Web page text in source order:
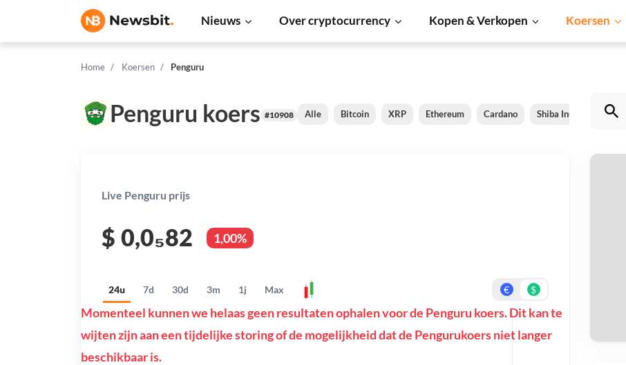
Nieuws Over cryptocurrency Kopen & Verkopen Koersen
Home Koersen Penguru
Penguru koers #10908 Alle Bitcoin XRP Ethereum Cardano Shiba Inu Dogecoin
Live Penguru prijs
$ 0,0₅82 1,00%
24u 7d 30d 3m 1j Max € $
Momenteel kunnen we helaas geen resultaten ophalen voor de Penguru koers. Dit kan te
wijten zijn aan een tijdelijke storing of de mogelijkheid dat de Pengurukoers niet langer
beschikbaar is.